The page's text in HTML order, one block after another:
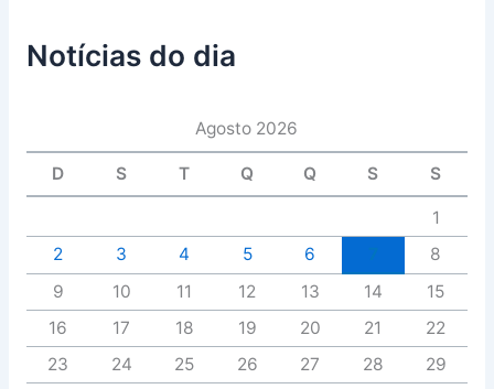
Notícias do dia
Agosto 2026
D S T Q Q S S
1
2
3 4 5 6
8
9
10 11 12 13 14
15
16
17 18 19 20 21
22
23
24 25 26 27 28
29